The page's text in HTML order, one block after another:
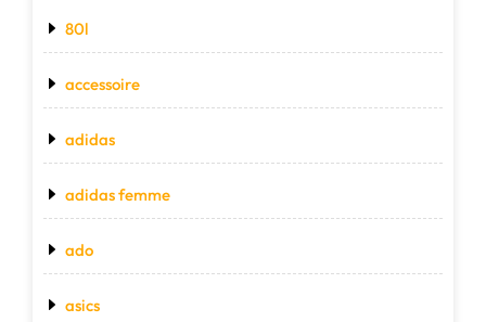
80l
accessoire
adidas
adidas femme
ado
asics